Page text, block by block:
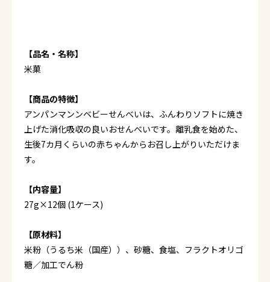
【品名・名称】
米菓
【商品の特徴】
アンパンマンンベビーせんべいは、ふんわりソフトに焼き
上げた消化吸収の良いおせんべいです。離乳食を始めた、
生後7カ月くらいの赤ちゃんからお召し上がりいただけま
す。
【内容量】
27g×12個 (1ケース)
【原材料】
米粉（うるち米（国産））、砂糖、食塩、フラクトオリゴ
糖／加工でん粉